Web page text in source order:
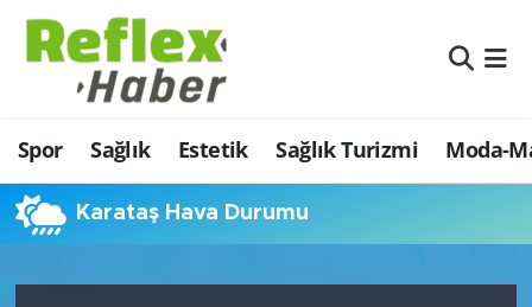
Spor Sağlık Estetik Sağlık Turizmi Moda-
Karataş Hava Durumu
Eğitim
Estetik
Firmalardan
Nöbetçi Eczaneler
Hava Durumu
Namaz Vakitleri